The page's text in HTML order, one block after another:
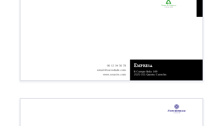
R Campo Bola 109
2525-555 Quinta Carocho
06 12 34 56 78
www.seusite.com
email@sociedade.com
Empresa
Nome da empresa
Nome da empresa
Linha de base